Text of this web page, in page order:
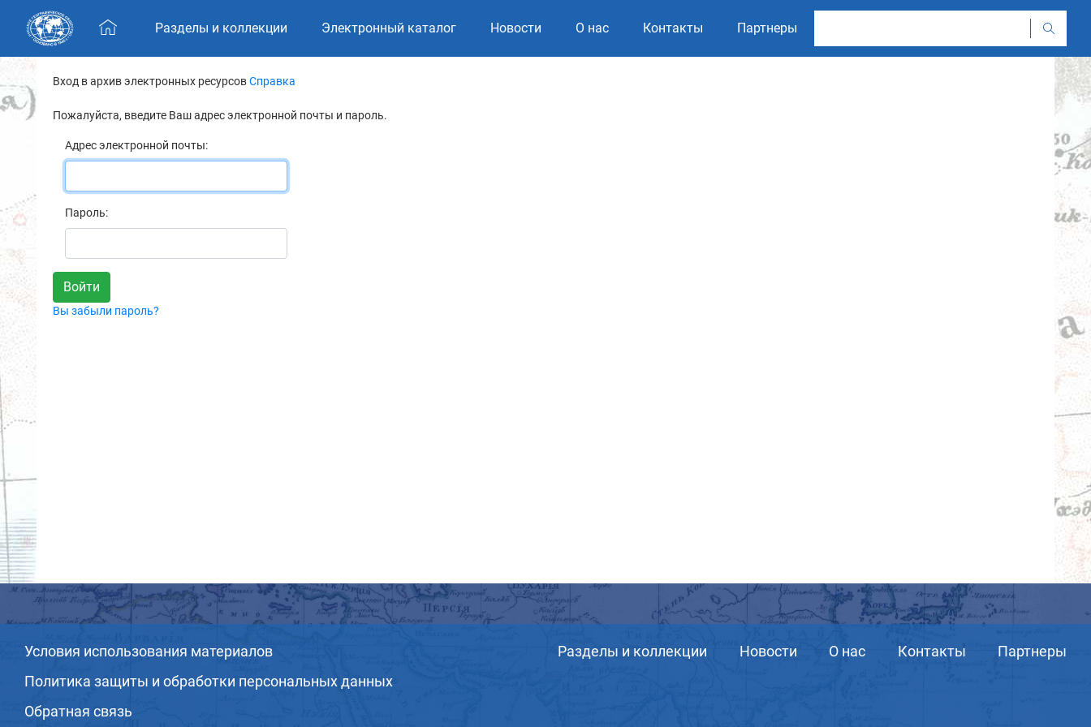
Skip navigation
Разделы и коллекции Электронный каталог Новости О нас Контакты Партнеры
Вход в архив электронных ресурсовСправка
Пожалуйста, введите Ваш адрес электронной почты и пароль.
Адрес электронной почты:
Пароль:
Вы забыли пароль?
Условия использования материалов
Политика защиты и обработки персональных данных
Обратная связь
Разделы и коллекции Новости О нас Контакты Партнеры